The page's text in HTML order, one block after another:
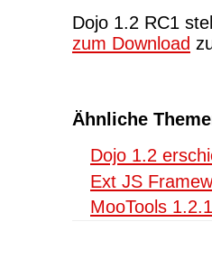
Dojo 1.2 RC1
zum Download
Ähnliche
Dojo 1.2
Ext JS
MooTools